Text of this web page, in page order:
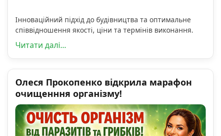
Інноваційний підхід до будівництва та оптимальне
співвідношення якості, ціни та термінів виконання.
Читати далі...
Олеся Прокопенко відкрила марафон
очищенння організму!